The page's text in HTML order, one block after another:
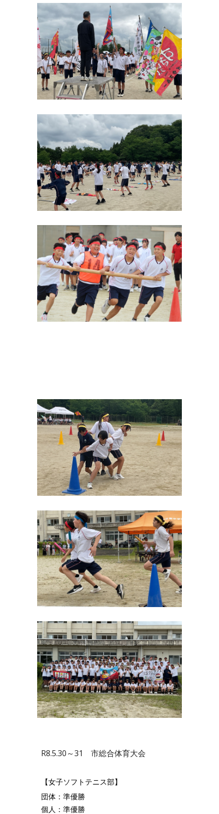
R8.5.30～31 市総合体育大会
【女子ソフトテニス部】
団体：準優勝
個人：準優勝